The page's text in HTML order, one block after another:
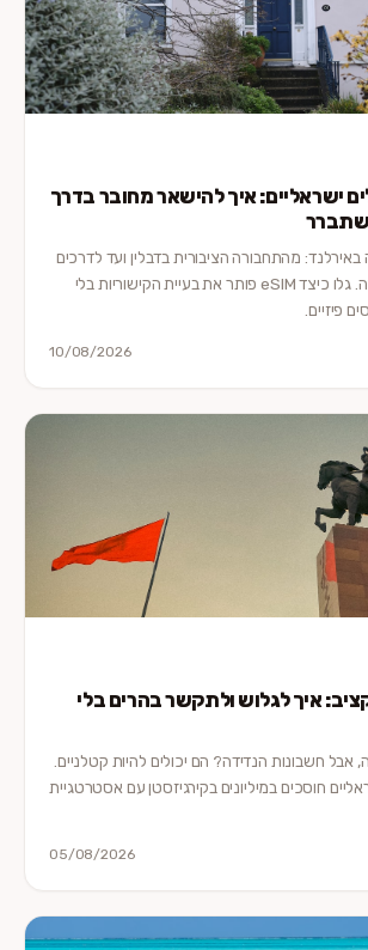
ישראליים: איך להישאר מחובר בדרך
מהתחבורה הציבורית בדבלין ועד לדרכים
הכפריות של קונמרה. גלו כיצד eSIM פותר את בעיית הקישוריות בלי
פיזיים.
10/08/2026
איך לגלוש ולתקשר בהרים בלי
אבל חשבונות הנדידה? הם יכולים להיות קטלניים.
חוסכים במיליונים בקירגיזסטן עם אסטרטגיית
05/08/2026